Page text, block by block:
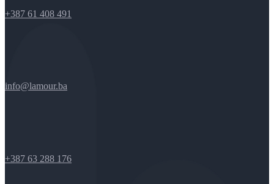
+387 61 408 491
info@lamour.ba
+387 63 288 176